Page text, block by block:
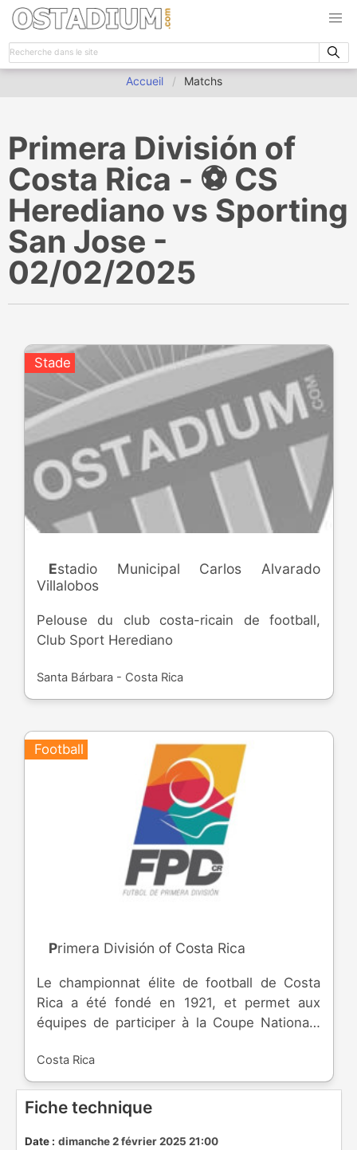
Accueil Matchs
Primera División of
Costa Rica - ⚽️ CS
Herediano vs Sporting
San Jose -
02/02/2025
Stade
Estadio Municipal Carlos Alvarado
Villalobos
Pelouse du club costa-ricain de football,
Club Sport Herediano
Santa Bárbara - Costa Rica
Football
Primera División of Costa Rica
Le championnat élite de football de Costa
Rica a été fondé en 1921, et permet aux
équipes de participer à la Coupe Nationale
la Central American Cup.
Costa Rica
Fiche technique
Date : dimanche 2 février 2025 21:00